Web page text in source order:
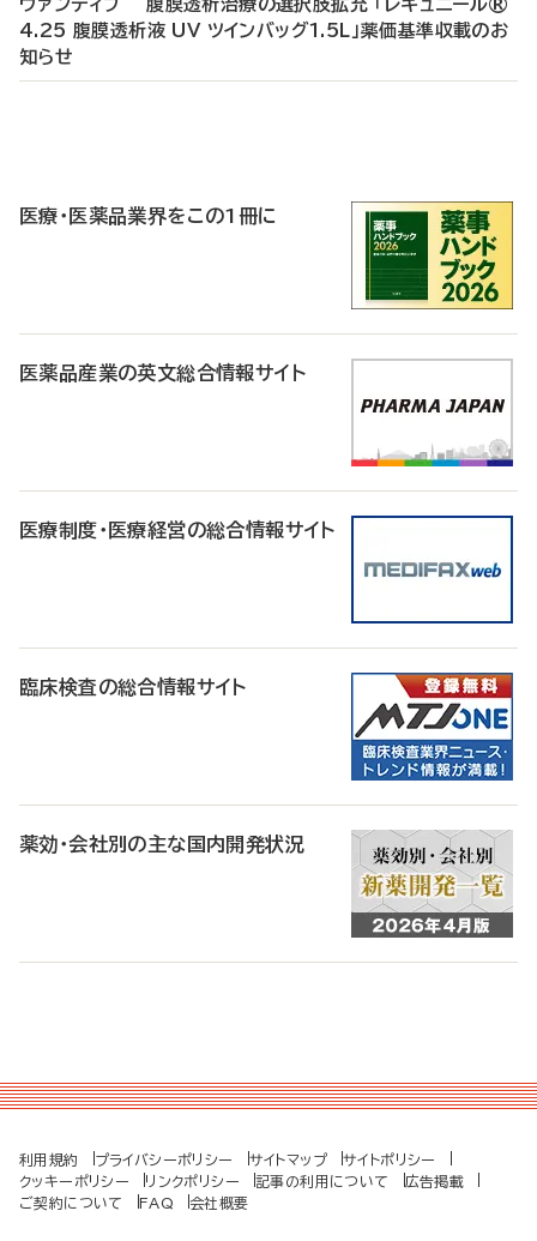
ヴァンティブ 腹膜透析治療の選択肢拡充 「レギュニール®
4.25 腹膜透析液 UV ツインバッグ1.5L」薬価基準収載のお
知らせ
医療・医薬品業界をこの1冊に
医薬品産業の英文総合情報サイト
医療制度・医療経営の総合情報サイト
臨床検査の総合情報サイト
薬効・会社別の主な国内開発状況
利用規約 プライバシーポリシー サイトマップ
サイトポリシー
クッキーポリシー
リンクポリシー 記事の利用について
広告掲載
ご契約について
FAQ 会社概要